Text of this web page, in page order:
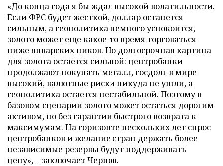
«До конца года я бы ждал высокой волатильности.
Если ФРС будет жесткой, доллар останется
сильным, а геополитика немного успокоится,
золото может еще какое-то время торговаться
ниже январских пиков. Но долгосрочная картина
для золота остается сильной: центробанки
продолжают покупать металл, госдолг в мире
высокий, валютные риски никуда не ушли, а
геополитика остается нестабильной. Поэтому в
базовом сценарии золото может остаться дорогим
активом, но без гарантии быстрого возврата к
максимумам. На горизонте нескольких лет спрос
центробанков и желание стран держать более
независимые резервы будут поддерживать
цену», – заключает Чернов.